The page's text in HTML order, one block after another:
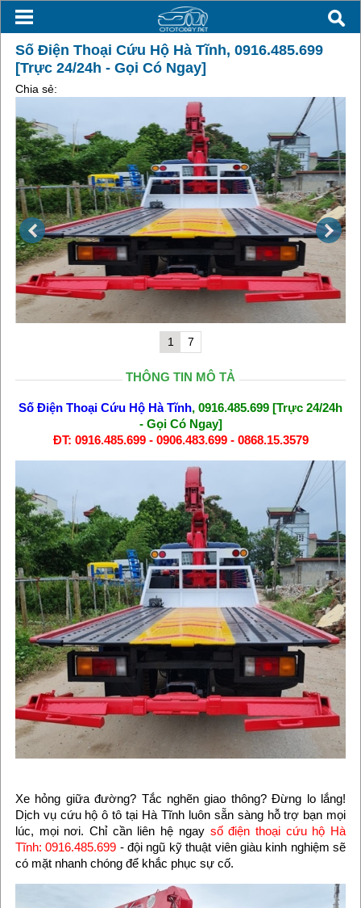
Số Điện Thoại Cứu Hộ Hà Tĩnh, 0916.485.699
[Trực 24/24h - Gọi Có Ngay]
Chia sẻ:
1 7
THÔNG TIN MÔ TẢ
Số Điện Thoại Cứu Hộ Hà Tĩnh, 0916.485.699 [Trực 24/24h
- Gọi Có Ngay]
ĐT: 0916.485.699 - 0906.483.699 - 0868.15.3579
Xe hỏng giữa đường? Tắc nghẽn giao thông? Đừng lo lắng!
Dịch vụ cứu hộ ô tô tại Hà Tĩnh luôn sẵn sàng hỗ trợ bạn mọi
lúc, mọi nơi. Chỉ cần liên hệ ngay số điện thoại cứu hộ Hà
Tĩnh: 0916.485.699 - đội ngũ kỹ thuật viên giàu kinh nghiệm sẽ
có mặt nhanh chóng để khắc phục sự cố.